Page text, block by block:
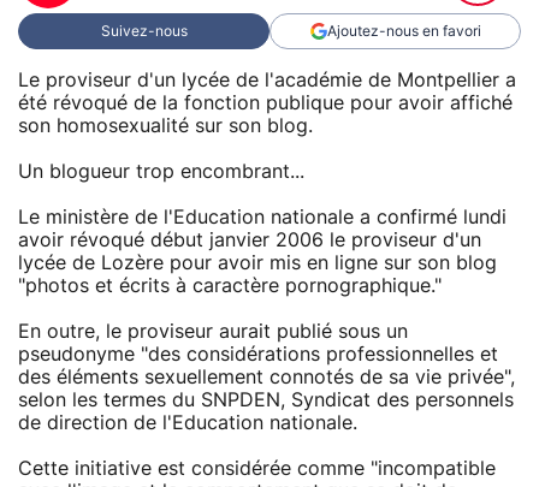
Suivez-nous Ajoutez-nous en favori
Le proviseur d'un lycée de l'académie de Montpellier a
été révoqué de la fonction publique pour avoir affiché
son homosexualité sur son blog.
Un blogueur trop encombrant...
Le ministère de l'Education nationale a confirmé lundi
avoir révoqué début janvier 2006 le proviseur d'un
lycée de Lozère pour avoir mis en ligne sur son blog
"photos et écrits à caractère pornographique."
En outre, le proviseur aurait publié sous un
pseudonyme "des considérations professionnelles et
des éléments sexuellement connotés de sa vie privée",
selon les termes du SNPDEN, Syndicat des personnels
de direction de l'Education nationale.
Cette initiative est considérée comme "incompatible